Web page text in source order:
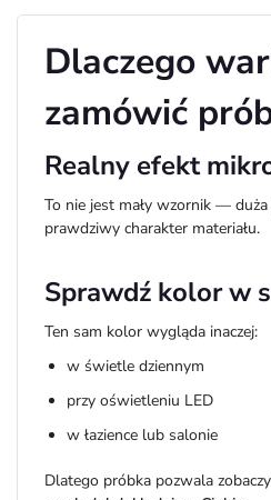
Dlaczego
zamówić
Realny efekt
To nie jest mały wzornik — duża
prawdziwy charakter materiału.
Sprawdź kolor w
Ten sam kolor wygląda inaczej:
w świetle dziennym
przy oświetleniu LED
w łazience lub salonie
Dlatego próbka pozwala